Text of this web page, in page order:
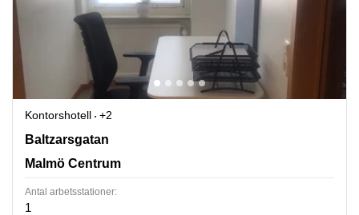
Kontorshotell
+2
Baltzarsgatan 18, Malmö Centrum
Baltzarsgatan
Malmö Centrum
Antal arbetsstationer:
1